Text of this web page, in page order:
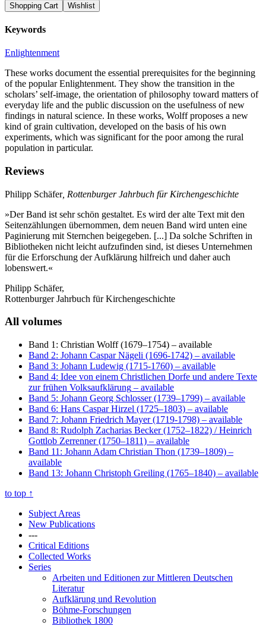
Keywords
Enlightenment
These works document the essential prerequisites for the beginning
of the popular Enlightenment. They show the transition in the
scholars’ self-image, the orientation of philosophy toward matters of
everyday life and the public discussion on the usefulness of new
findings in natural science. In these works, Wolff proposes a new
kind of grain cultivation, developed on the basis of his own
experiments, which was significant for the poor among the rural
population in particular.
Reviews
Philipp Schäfer, Rottenburger Jahrbuch für Kirchengeschichte
»Der Band ist sehr schön gestaltet. Es wird der alte Text mit den
Seitenzählungen übernommen, dem neuen Band wird unten eine
Paginierung mit Sternchen beigegeben. [...] Da solche Schriften in
Bibliotheken nicht leicht aufzufinden sind, ist dieses Unternehmen
für die Erforschung der Aufklärung hilfreich und daher auch
lobenswert.«
Philipp Schäfer,
Rottenburger Jahrbuch für Kirchengeschichte
All volumes
Band 1: Christian Wolff (1679–1754) – available
Band 2: Johann Caspar Nägeli (1696-1742) – available
Band 3: Johann Ludewig (1715-1760) – available
Band 4: Idee von einem Christlichen Dorfe und andere Texte
zur frühen Volksaufklärung – available
Band 5: Johann Georg Schlosser (1739–1799) – available
Band 6: Hans Caspar Hirzel (1725–1803) – available
Band 7: Johann Friedrich Mayer (1719-1798) – available
Band 8: Rudolph Zacharias Becker (1752–1822) / Heinrich
Gottlob Zerrenner (1750–1811) – available
Band 11: Johann Adam Christian Thon (1739–1809) –
available
Band 13: Johann Christoph Greiling (1765–1840) – available
to top ↑
Subject Areas
New Publications
---
Critical Editions
Collected Works
Series
Arbeiten und Editionen zur Mittleren Deutschen
Literatur
Aufklärung und Revolution
Böhme-Forschungen
Bibliothek 1800